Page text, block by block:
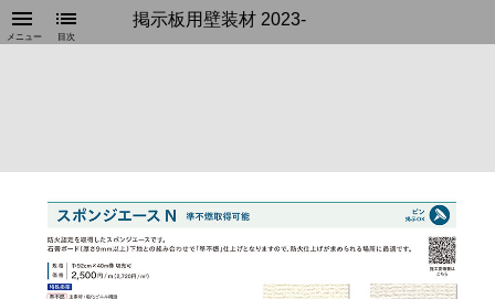
menu
メニュー
掲示板用壁装材 2023-
list
目次